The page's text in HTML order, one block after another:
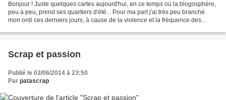
Bonjour ! Juste quelques cartes aujourd'hui, en ce temps où la blogosphère,
peu à peu, prend ses quartiers d'été... Pour ma part j'ai très peu branché
mon ordi ces derniers jours, à cause de la violence et la fréquence des
Scrap et passion
Publié le 03/06/2014 à 23:50
Par patascrap